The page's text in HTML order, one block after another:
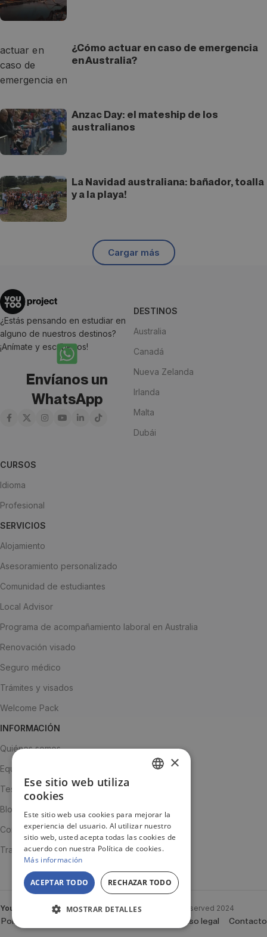
¿Cómo actuar en caso de emergencia
en Australia?
Anzac Day: el mateship de los
australianos
La Navidad australiana: bañador, toalla
y a la playa!
Cargar más
¿Estás pensando en estudiar en
alguno de nuestros destinos?
¡Anímate y escríbenos!
Envíanos un
WhatsApp
DESTINOS
Australia
Canadá
Nueva Zelanda
Irlanda
Malta
Dubái
CURSOS
Idioma
Profesional
SERVICIOS
Alojamiento
Asesoramiento personalizado
Comunidad de estudiantes
Local Advisor
Programa de acompañamiento laboral en Australia
Renovación visado
Seguro médico
Trámites y visados
Welcome Pack
INFORMACIÓN
Quiénes somos
Equipo
Testimonios
Blog
Contacto
Trabaja con nosotros
YouTooProjectCreated ByYouTooProject All rights reserved 2024
Política de Cookies Aviso legal Contacto
JA
×
Ese sitio web utiliza
cookies
Este sitio web usa cookies para mejorar la
experiencia del usuario. Al utilizar nuestro
sitio web, usted acepta todas las cookies de
acuerdo con nuestra Política de cookies.
Más información
ACEPTAR TODO RECHAZAR TODO
MOSTRAR DETALLES